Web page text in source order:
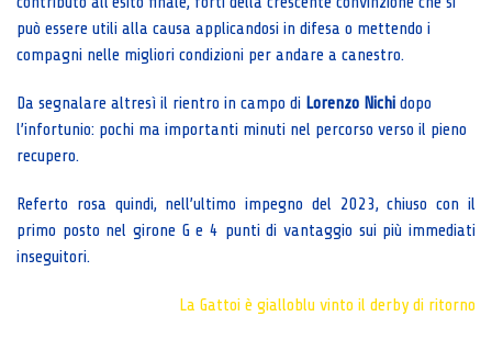
può essere utili alla causa applicandosi in difesa o mettendo i
compagni nelle migliori condizioni per andare a canestro.
Da segnalare altresì il rientro in campo di Lorenzo Nichi dopo
l’infortunio: pochi ma importanti minuti nel percorso verso il pieno
recupero.
Referto rosa quindi, nell’ultimo impegno del 2023, chiuso con il
primo posto nel girone G e 4 punti di vantaggio sui più immediati
inseguitori.
La Gattoi è gialloblu vinto il derby di ritorno